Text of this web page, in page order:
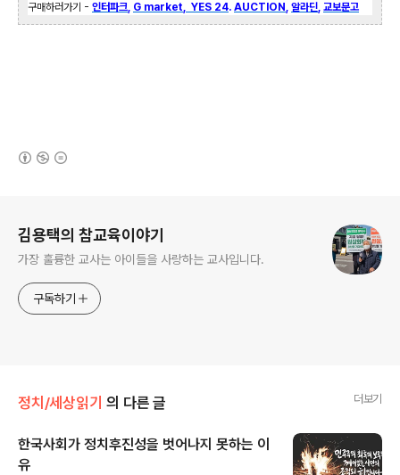
구매하러가기 - 인터파크, G market, YES 24. AUCTION, 알라딘, 교보문고
김용택의 참교육이야기
가장 훌륭한 교사는 아이들을 사랑하는 교사입니다.
구독하기
정치/세상읽기 의 다른 글 더보기
한국사회가 정치후진성을 벗어나지 못하는 이
유